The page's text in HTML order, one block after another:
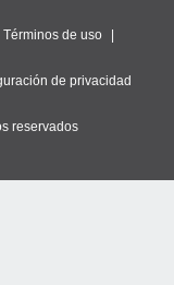
Términos de uso
de privacidad
reservados